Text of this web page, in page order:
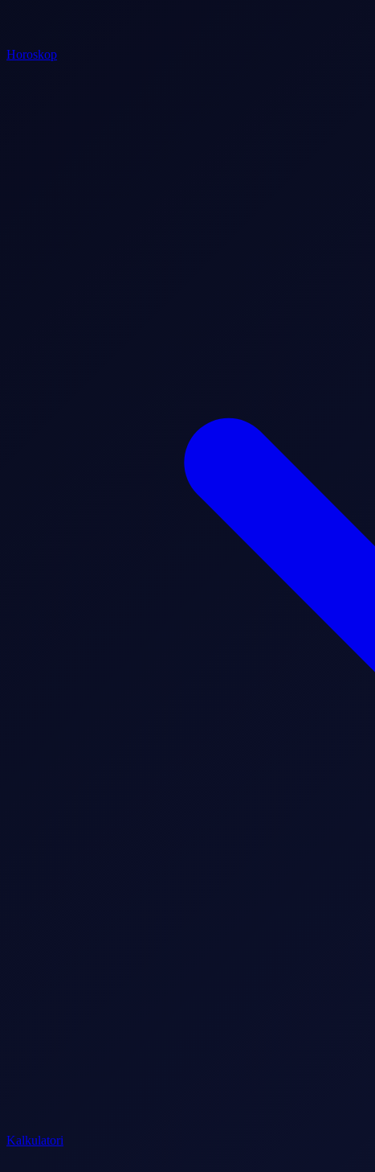
Horoskop
Kalkulatori